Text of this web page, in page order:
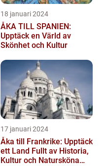
18 januari 2024
ÅKA TILL SPANIEN:
Upptäck en Värld av
Skönhet och Kultur
17 januari 2024
Åka till Frankrike: Upptäck
ett Land Fullt av Historia,
Kultur och Natursköna